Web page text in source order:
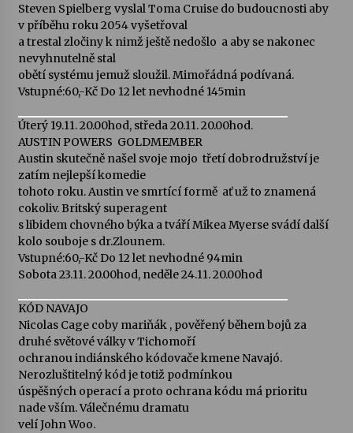
Steven Spielberg vyslal Toma Cruise do budoucnosti aby
v příběhu roku 2054 vyšetřoval
a trestal zločiny k nimž ještě nedošlo  a aby se nakonec
nevyhnutelně stal
obětí systému jemuž sloužil. Mimořádná podívaná.
Vstupné:60,-Kč Do 12 let nevhodné 145min
Úterý 19.11. 20.00hod, středa 20.11. 20.00hod.
AUSTIN POWERS  GOLDMEMBER
Austin skutečně našel svoje mojo  třetí dobrodružství je
zatím nejlepší komedie
tohoto roku. Austin ve smrtící formě  ať už to znamená
cokoliv. Britský superagent
s libidem chovného býka a tváří Mikea Myerse svádí další
kolo souboje s dr.Zlounem.
Vstupné:60,-Kč Do 12 let nevhodné 94min
Sobota 23.11. 20.00hod, neděle 24.11. 20.00hod
KÓD NAVAJO
Nicolas Cage coby mariňák , pověřený během bojů za
druhé světové války v Tichomoří
ochranou indiánského kódovače kmene Navajó.
Nerozluštitelný kód je totiž podmínkou
úspěšných operací a proto ochrana kódu má prioritu
nade vším. Válečnému dramatu
velí John Woo.